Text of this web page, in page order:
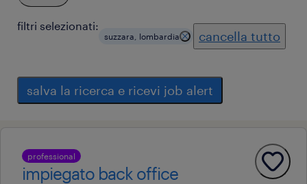
filtri selezionati:
suzzara, lombardia cancella tutto
salva la ricerca e ricevi job alert
professional
impiegato back office